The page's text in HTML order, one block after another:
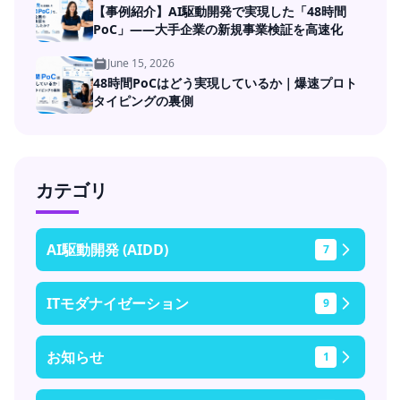
【事例紹介】AI駆動開発で実現した「48時間
PoC」――大手企業の新規事業検証を高速化
June 15, 2026
48時間PoCはどう実現しているか｜爆速プロト
タイピングの裏側
カテゴリ
AI駆動開発 (AIDD) 7
ITモダナイゼーション 9
お知らせ 1